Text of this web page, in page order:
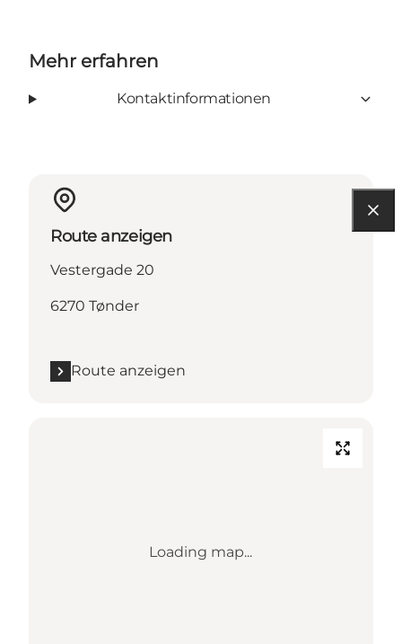
Mehr erfahren
Kontaktinformationen
Route anzeigen
Vestergade 20
6270 Tønder
Route anzeigen
Loading map...